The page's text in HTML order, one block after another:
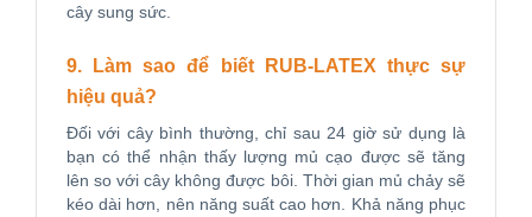
cây sung sức.
9. Làm sao để biết RUB-LATEX thực sự
hiệu quả?
Đối với cây bình thường, chỉ sau 24 giờ sử dụng là
bạn có thể nhận thấy lượng mủ cạo được sẽ tăng
lên so với cây không được bôi. Thời gian mủ chảy sẽ
kéo dài hơn, nên năng suất cao hơn. Khả năng phục